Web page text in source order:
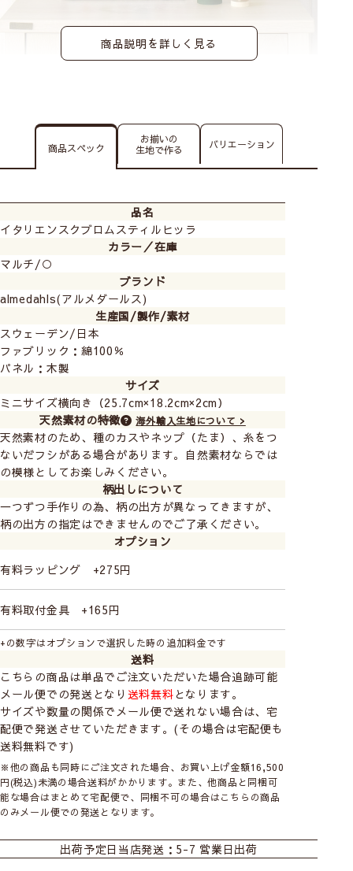
玄関、リビング、寝室、トイレなど、ファブリックパネ
ルで簡単に模様替えができちゃいます。
小さめのパネルなので場所を取らず、お手軽に取付でき
ます。
ミニサイズ 1枚までメール便(送料無料)で発送可能で
almedahls－アルメダールス－
スウェーデンで最も伝統あるテキスタイルメーカ
ーのひとつ。カラフルな色使いとユニークで魅力
的なデザインが世界中で愛されています。
almedahlsの商品をすべて見る
商品説明を詳しく見る
商品スペック
お揃いの
生地で作る
バリエーション
品名
イタリエンスクブロムスティルヒッラ
カラー／在庫
マルチ/○
ブランド
almedahls(アルメダールス)
生産国/製作/素材
スウェーデン/日本
ファブリック：綿100％
パネル：木製
サイズ
ミニサイズ横向き（25.7cm×18.2cm×2cm）
天然素材の特徴
海外輸入生地について >
天然素材のため、種のカスやネップ（たま）、糸をつ
ないだフシがある場合があります。自然素材ならでは
の模様としてお楽しみください。
柄出しについて
一つずつ手作りの為、柄の出方が異なってきますが、
柄の出方の指定はできませんのでご了承ください。
オプション
有料ラッピング +275円
有料取付金具 +165円
+の数字はオプションで選択した時の追加料金です
送料
こちらの商品は単品でご注文いただいた場合追跡可能
メール便での発送となり 送料無料となります。
サイズや数量の関係でメール便で送れない場合は、宅
配便で発送させていただきます。(その場合は宅配便も
送料無料です)
※他の商品も同時にご注文された場合、お買い上げ金額16,500
円(税込)未満の場合送料がかかります。また、他商品と同梱可
能な場合はまとめて宅配便で、同梱不可の場合はこちらの商品
のみメール便での発送となります。
シェード幕体 ロールスクリーン カフェ
出荷予定日 当店発送：5-7 営業日出荷